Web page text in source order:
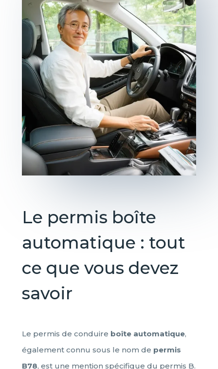
Le permis boîte
automatique : tout
ce que vous devez
savoir
Le permis de conduire boîte automatique,
également connu sous le nom de permis
B78, est une mention spécifique du permis B.